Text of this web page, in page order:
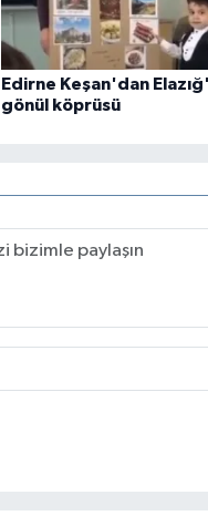
Edirne Keşan'dan
gönül köprüsü